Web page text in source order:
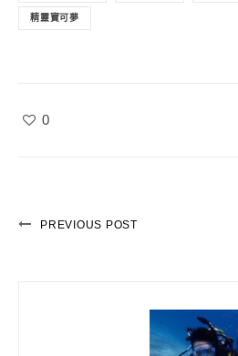
精靈寶可夢
0
PREVIOUS POST